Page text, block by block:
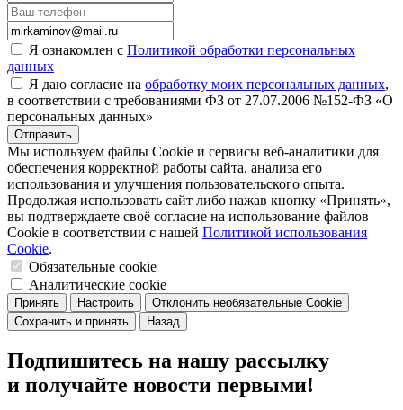
Я ознакомлен с Политикой обработки персональных
данных
Я даю согласие на обработку моих персональных данных,
в соответствии с требованиями ФЗ от 27.07.2006 №152-ФЗ «О
персональных данных»
Отправить
Мы используем файлы Cookie и сервисы веб-аналитики для
обеспечения корректной работы сайта, анализа его
использования и улучшения пользовательского опыта.
Продолжая использовать сайт либо нажав кнопку «Принять»,
вы подтверждаете своё согласие на использование файлов
Cookie в соответствии с нашей Политикой использования
Cookie.
Обязательные cookie
Аналитические cookie
Принять Настроить
Отклонить необязательные Cookie
Сохранить и принять
Назад
Подпишитесь на нашу рассылку
и получайте новости первыми!